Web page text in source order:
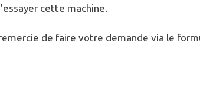
cette machine.
de faire votre demande via le